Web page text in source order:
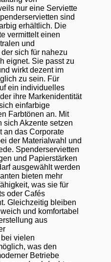
nur eine Serviette
sind
erhältlich. Die
vermittelt einen
und
sich für nahezu
eignet. Sie passt zu
wirkt dezent im
zu sein. Für
ein individuelles
ihre Markenidentität
einfarbige
Farbtönen an. Mit
sich Akzente setzen
an das Corporate
der Materialwahl und
Spenderservietten
und Papierstärken
ausgewählt werden
bieten mehr
was sie für
oder Cafés
Gleichzeitig bleiben
und komfortabel
aus
bei vielen
was den
Betriebe